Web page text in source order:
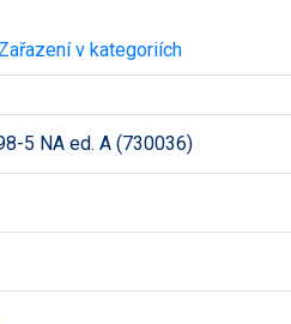
Zařazení v kategoriích
5 NA ed. A (730036)